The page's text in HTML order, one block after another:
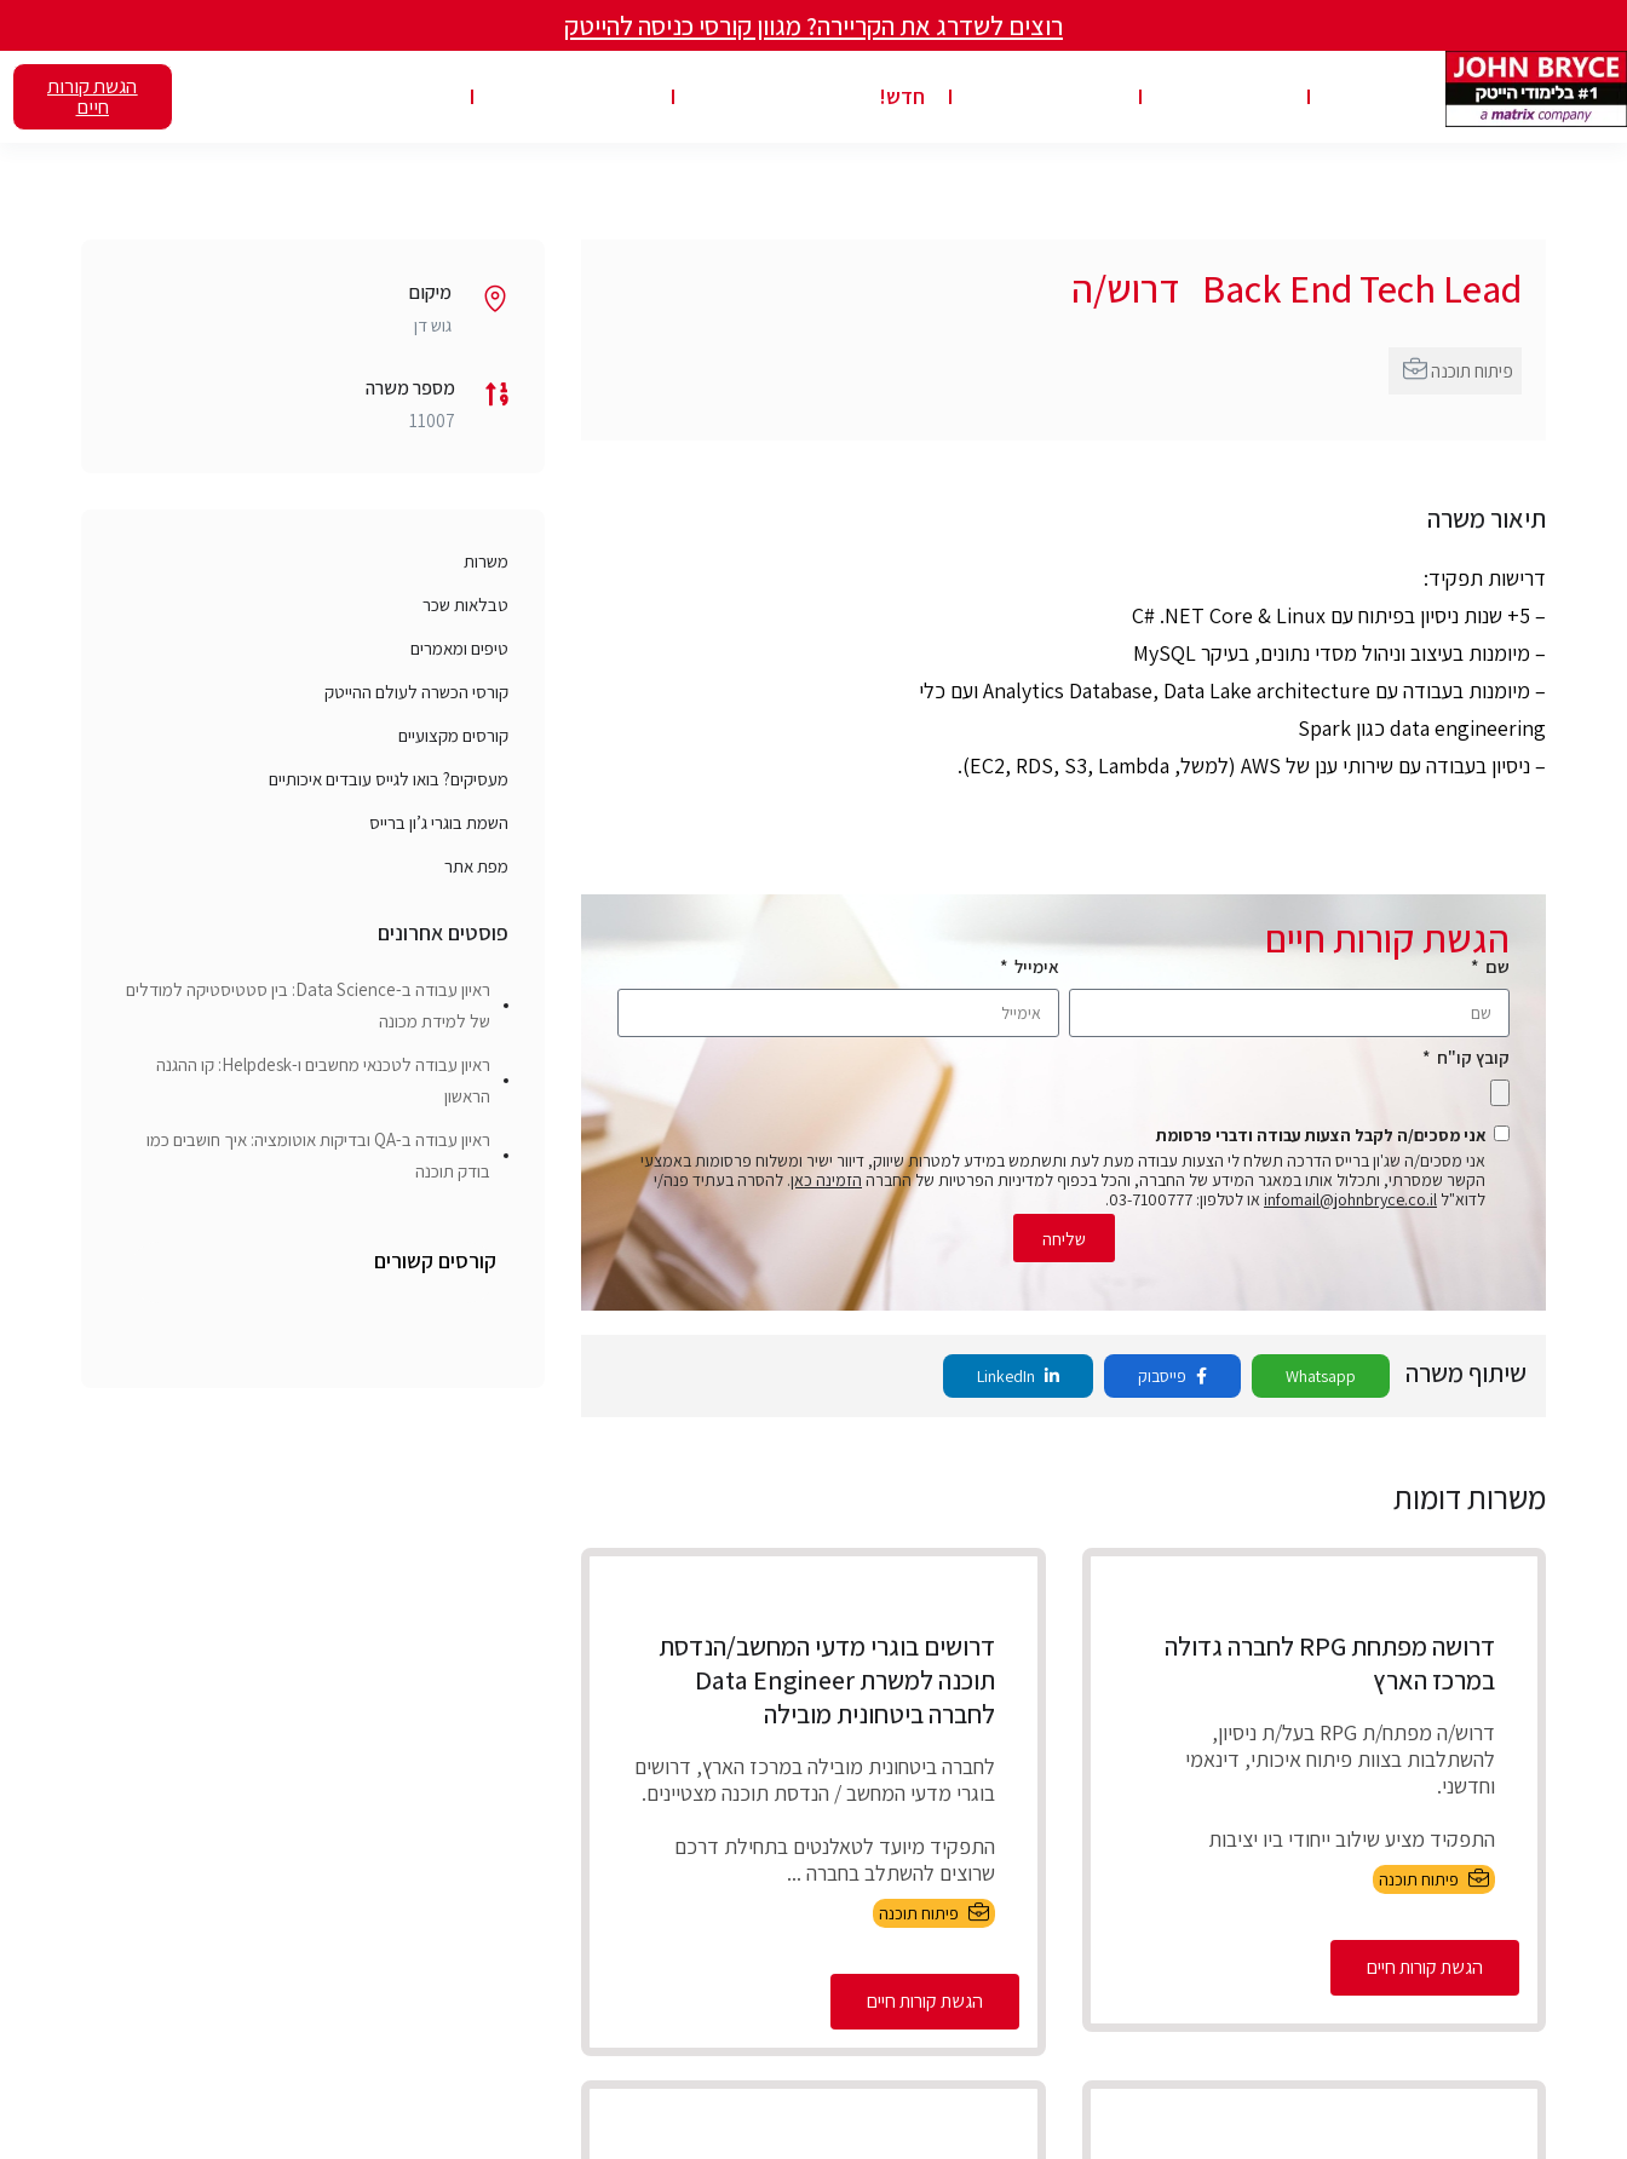
רוצים לשדרג את הקריירה? מגוון קורסי כניסה להייטק
חדש! הגשת קורות
חיים
Back End Tech Lead דרוש/ה
תיאור משרה
דרישות תפקיד:
– 5+ שנות ניסיון בפיתוח עם C# .NET Core & Linux
– מיומנות בעיצוב וניהול מסדי נתונים, בעיקר MySQL
– מיומנות בעבודה עם Analytics Database, Data Lake architecture ועם כלי
data engineering כגון Spark
– ניסיון בעבודה עם שירותי ענן של AWS (למשל, EC2, RDS, S3, Lambda).
הגשת קורות חיים
שם אימייל
קובץ קו"ח
אני מסכים/ה לקבל הצעות עבודה ודברי פרסומת
אני מסכים/ה שג'ון ברייס הדרכה תשלח לי הצעות עבודה מעת לעת ותשתמש במידע למטרות שיווק, דיוור ישיר ומשלוח פרסומות באמצעי
הקשר שמסרתי, ותכלול אותו במאגר המידע של החברה, והכל בכפוף למדיניות הפרטיות של החברה הזמינה כאן. להסרה בעתיד פנה/י
לדוא"ל infomail@johnbryce.co.il או לטלפון: 03-7100777.
שליחה
שיתוף משרה Whatsapp פייסבוק
משרות דומות
דרושה מפתחת RPG לחברה גדולה
במרכז הארץ
דרוש/ה מפתח/ת RPG בעל/ת ניסיון,
להשתלבות בצוות פיתוח איכותי, דינאמי
וחדשני.
התפקיד מציע שילוב ייחודי בין יציבות
תעסוקתית ועבודה על מערכו...
פיתוח תוכנה
הגשת קורות חיים
דרושים בוגרי מדעי המחשב/הנדסת
תוכנה למשרת Data Engineer
לחברה ביטחונית מובילה
לחברה ביטחונית מובילה במרכז הארץ, דרושים
בוגרי מדעי המחשב / הנדסת תוכנה מצטיינים.
התפקיד מיועד לטאלנטים בתחילת דרכם
שרוצים להשתלב בחברה ...
פיתוח תוכנה
הגשת קורות חיים
מיקום
גוש דן
מספר משרה
11007
משרות
טבלאות שכר
טיפים ומאמרים
קורסי הכשרה לעולם ההייטק
קורסים מקצועיים
מעסיקים? בואו לגייס עובדים איכותיים
השמת בוגרי ג’ון ברייס
מפת אתר
פוסטים אחרונים
ראיון עבודה ב-Data Science: בין סטטיסטיקה למודלים
של למידת מכונה
ראיון עבודה לטכנאי מחשבים ו-Helpdesk: קו ההגנה
הראשון
ראיון עבודה ב-QA ובדיקות אוטומציה: איך חושבים כמו
בודק תוכנה
קורסים קשורים